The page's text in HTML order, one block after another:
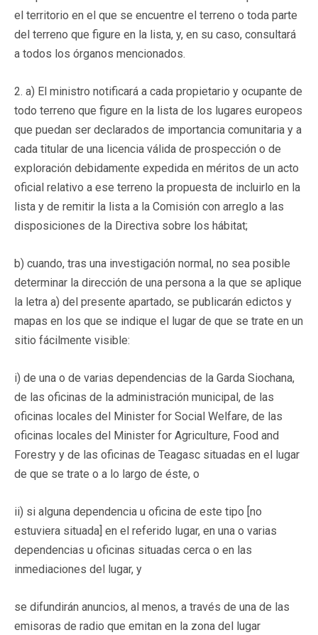
el territorio en el que se encuentre el terreno o toda parte
del terreno que figure en la lista, y, en su caso, consultará
a todos los órganos mencionados.
2. a) El ministro notificará a cada propietario y ocupante de
todo terreno que figure en la lista de los lugares europeos
que puedan ser declarados de importancia comunitaria y a
cada titular de una licencia válida de prospección o de
exploración debidamente expedida en méritos de un acto
oficial relativo a ese terreno la propuesta de incluirlo en la
lista y de remitir la lista a la Comisión con arreglo a las
disposiciones de la Directiva sobre los hábitat;
b) cuando, tras una investigación normal, no sea posible
determinar la dirección de una persona a la que se aplique
la letra a) del presente apartado, se publicarán edictos y
mapas en los que se indique el lugar de que se trate en un
sitio fácilmente visible:
i) de una o de varias dependencias de la Garda Siochana,
de las oficinas de la administración municipal, de las
oficinas locales del Minister for Social Welfare, de las
oficinas locales del Minister for Agriculture, Food and
Forestry y de las oficinas de Teagasc situadas en el lugar
de que se trate o a lo largo de éste, o
ii) si alguna dependencia u oficina de este tipo [no
estuviera situada] en el referido lugar, en una o varias
dependencias u oficinas situadas cerca o en las
inmediaciones del lugar, y
se difundirán anuncios, al menos, a través de una de las
emisoras de radio que emitan en la zona del lugar